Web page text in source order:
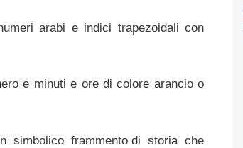
arabi e indici trapezoidali con
e minuti e ore di colore arancio o
simbolico frammento di storia che